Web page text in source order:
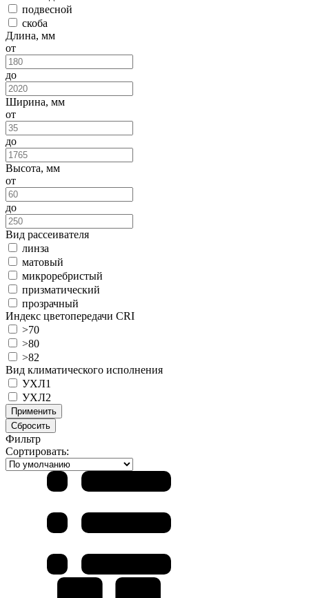
подвесной
скоба
Длина, мм
от
до
Ширина, мм
от
до
Высота, мм
от
до
Вид рассеивателя
линза
матовый
микроребристый
призматический
прозрачный
Индекс цветопередачи CRI
>70
>80
>82
Вид климатического исполнения
УХЛ1
УХЛ2
Применить
Сбросить
Фильтр
Сортировать: